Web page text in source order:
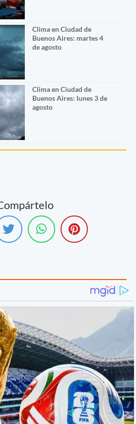
Clima en Ciudad de
Buenos Aires: martes 4
de agosto
Clima en Ciudad de
Buenos Aires: lunes 3 de
agosto